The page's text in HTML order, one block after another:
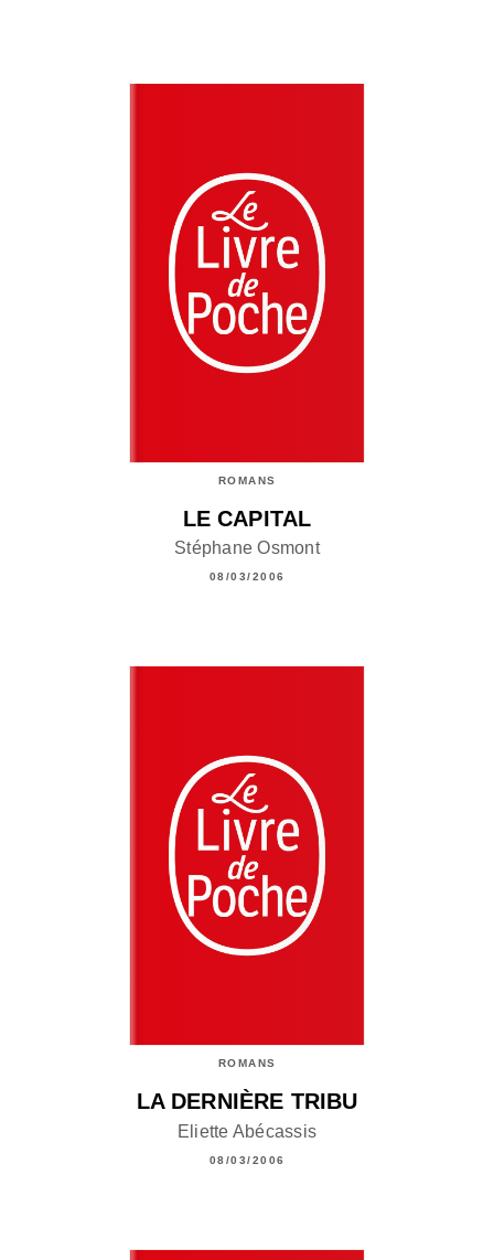
ROMANS
LE CAPITAL
Stéphane Osmont
08/03/2006
ROMANS
LA DERNIÈRE TRIBU
Eliette Abécassis
08/03/2006